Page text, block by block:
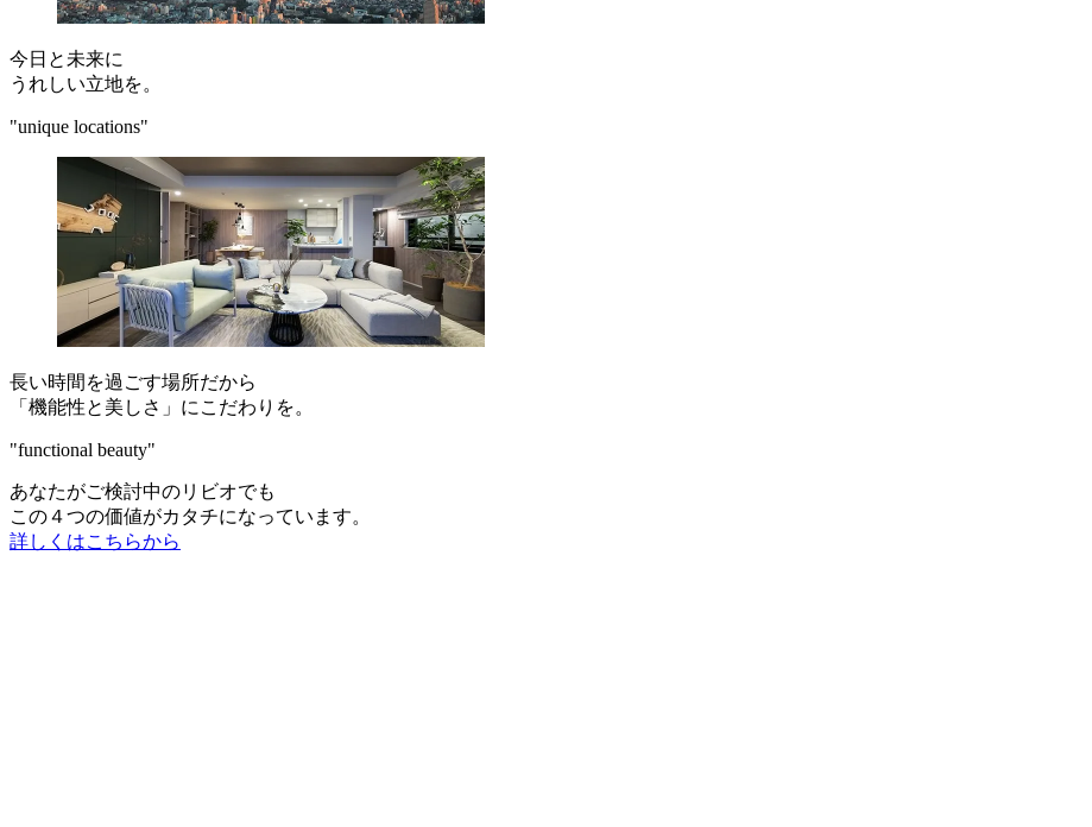
今日と未来に
うれしい立地を。
"unique locations"
長い時間を過ごす場所だから
「機能性と美しさ」にこだわりを。
"functional beauty"
あなたがご検討中のリビオでも
この４つの価値がカタチになっています。
詳しくはこちらから